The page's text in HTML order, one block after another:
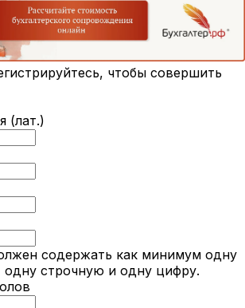
чтобы совершить
(лат.)
содержать как минимум одну
одну строчную и одну цифру.